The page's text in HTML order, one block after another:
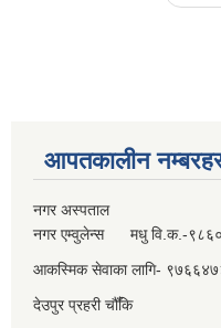
आपतकालीन
नगर अस्पताल
नगर एम्वुलेन्स मधु वि.क.-
आकस्मिक सेवाका लागि-
देउपुर प्रहरी चौँकि